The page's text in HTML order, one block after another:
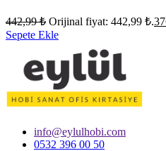
442,99₺ Orijinal fiyat: 442,99 ₺.
Sepete Ekle
info@eylulhobi.com
0532 396 00 50